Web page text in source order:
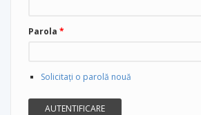
Parola *
Solicitaţi o parolă nouă